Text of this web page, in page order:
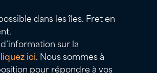
dans les îles. Fret en
sur la
ici. Nous sommes à
pour répondre à vos